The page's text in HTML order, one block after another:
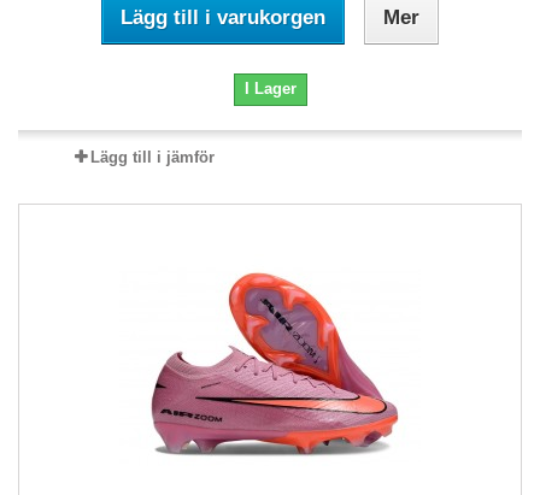
Lägg till i varukorgen Mer
I Lager
Lägg till i jämför